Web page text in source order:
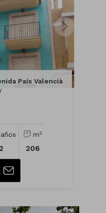
País Valencià
m2
206